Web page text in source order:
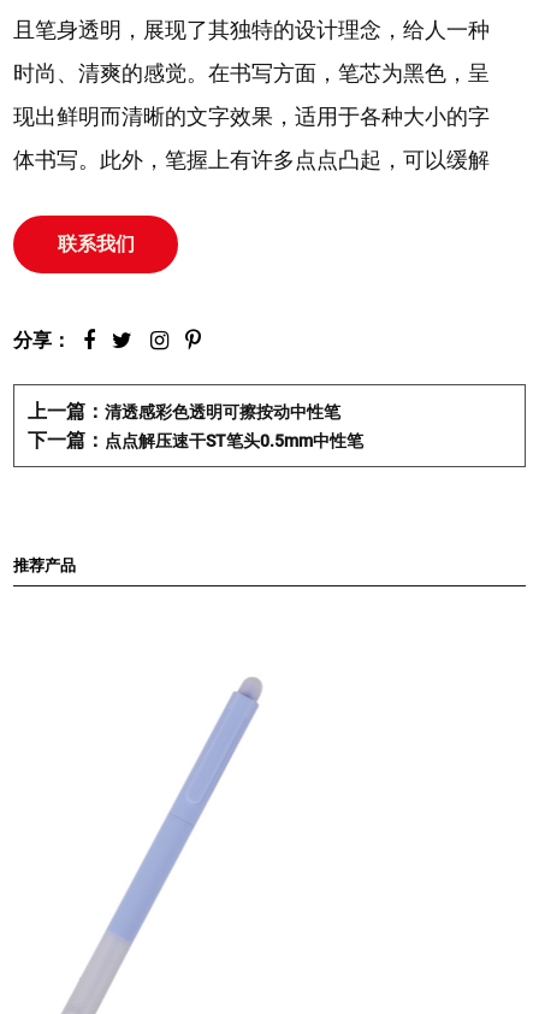
且笔身透明，展现了其独特的设计理念，给人一种
时尚、清爽的感觉。在书写方面，笔芯为黑色，呈
现出鲜明而清晰的文字效果，适用于各种大小的字
体书写。此外，笔握上有许多点点凸起，可以缓解
产品特点：
经过特殊处理，具有耐用性和抗腐蚀性，确保笔的
2.彩色透明设计：白色、绿色、橙色、粉色、蓝色
等多种彩色选择，给用户带来更加多样化的选择，
感。
字迹干燥迅速，不易晕染，保持文字的清晰和整
笔握上凸起的点点设计，增加了
握持的舒适性，有效缓解用笔时的疲劳感，让长时
间书写变得更加轻松。
6.多场合适用：无论是在办公、学习还是日常生活
中，彩色透明款点点解压速干中性笔都能满足您的
需求，让您的书写更加顺畅。
联系我们
分享：
上一篇：清透感彩色透明可擦按动中性笔
下一篇： 点点解压速干ST笔头0.5mm中性笔
推荐产品